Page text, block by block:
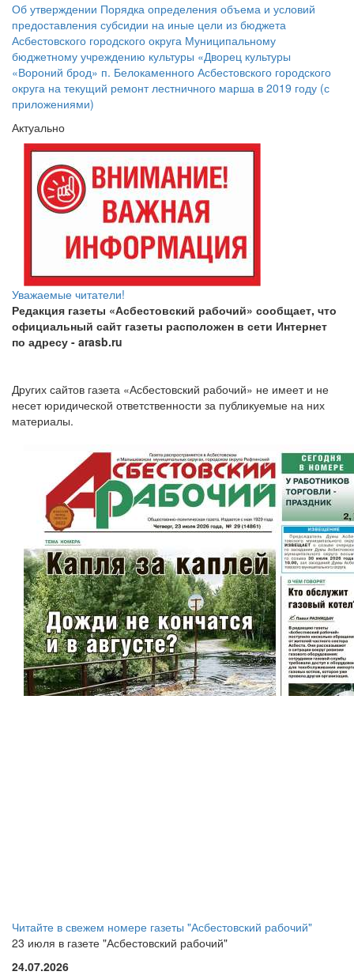
Об утверждении Порядка определения объема и условий
предоставления субсидии на иные цели из бюджета
Асбестовского городского округа Муниципальному
бюджетному учреждению культуры «Дворец культуры
«Вороний брод» п. Белокаменного Асбестовского городского
округа на текущий ремонт лестничного марша в 2019 году (с
приложениями)
Актуально
Уважаемые читатели!
Редакция газеты «Асбестовский рабочий» сообщает, что
официальный сайт газеты расположен в сети Интернет
по адресу - arasb.ru
Других сайтов газета «Асбестовский рабочий» не имеет и не
несет юридической ответственности за публикуемые на них
материалы.
Читайте в свежем номере газеты "Асбестовский рабочий"
23 июля в газете "Асбестовский рабочий"
24.07.2026